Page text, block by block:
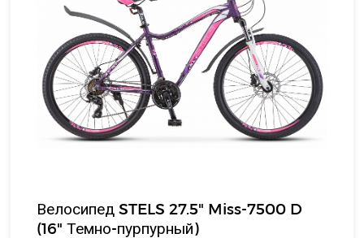
Велосипед STELS 27.5" Miss-7500 D
(16" Темно-пурпурный)